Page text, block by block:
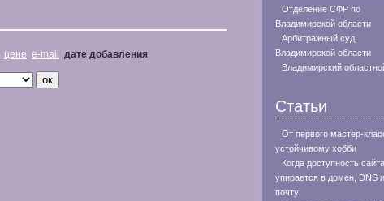
цене e-mail дате добавления
Отделение СФР по
Владимирской области
Арбитражный суд
Владимирской области
Владимирский
Статьи
От первого мастер-
устойчивому хобби
Когда доступность сайта
упирается в домен, DNS и
почту